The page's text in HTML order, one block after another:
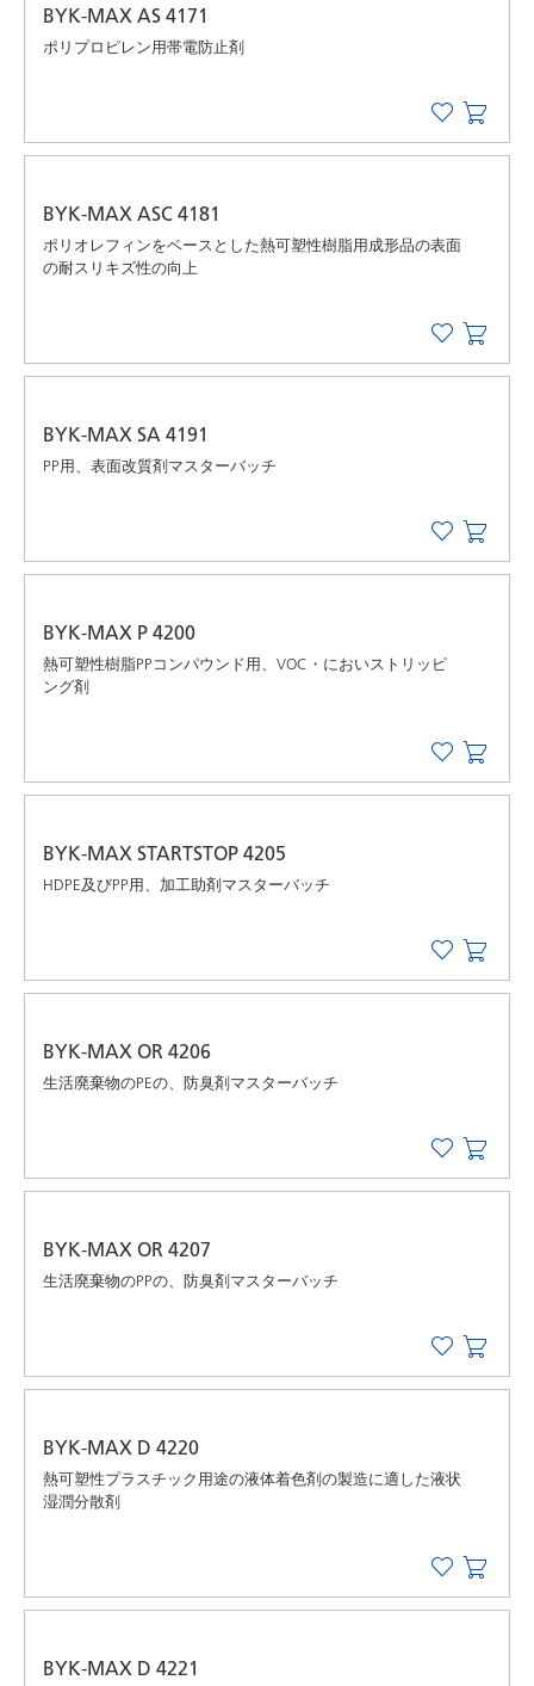
BYK-MAX AS 4171
ポリプロピレン用帯電防止剤
BYK-MAX ASC 4181
ポリオレフィンをベースとした熱可塑性樹脂用成形品の表面
の耐スリキズ性の向上
BYK-MAX SA 4191
PP用、表面改質剤マスターバッチ
BYK-MAX P 4200
熱可塑性樹脂PPコンパウンド用、VOC・においストリッピ
ング剤
BYK-MAX STARTSTOP 4205
HDPE及びPP用、加工助剤マスターバッチ
BYK-MAX OR 4206
生活廃棄物のPEの、防臭剤マスターバッチ
BYK-MAX OR 4207
生活廃棄物のPPの、防臭剤マスターバッチ
BYK-MAX D 4220
熱可塑性プラスチック用途の液体着色剤の製造に適した液状
湿潤分散剤
BYK-MAX D 4221